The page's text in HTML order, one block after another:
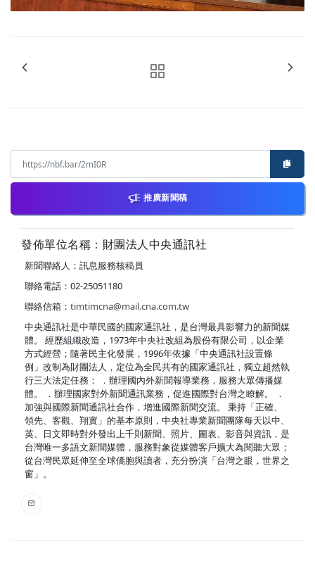
推廣新聞稿
發佈單位名稱：財團法人中央通訊社
新聞聯絡人：訊息服務核稿員
聯絡電話：02-25051180
聯絡信箱： timtimcna@mail.cna.com.tw
中央通訊社是中華民國的國家通訊社，是台灣最具影響力的新聞媒
體。 經歷組織改造，1973年中央社改組為股份有限公司，以企業
方式經營；隨著民主化發展，1996年依據「中央通訊社設置條
例」改制為財團法人，定位為全民共有的國家通訊社，獨立超然執
行三大法定任務： ．辦理國內外新聞報導業務，服務大眾傳播媒
體。 ．辦理國家對外新聞通訊業務，促進國際對台灣之瞭解。 ．
加強與國際新聞通訊社合作，增進國際新聞交流。 秉持「正確、
領先、客觀、翔實」的基本原則，中央社專業新聞團隊每天以中、
英、日文即時對外發出上千則新聞、照片、圖表、影音與資訊，是
台灣唯一多語文新聞媒體，服務對象從媒體客戶擴大為閱聽大眾；
從台灣民眾延伸至全球僑胞與讀者，充分扮演「台灣之眼，世界之
窗」。